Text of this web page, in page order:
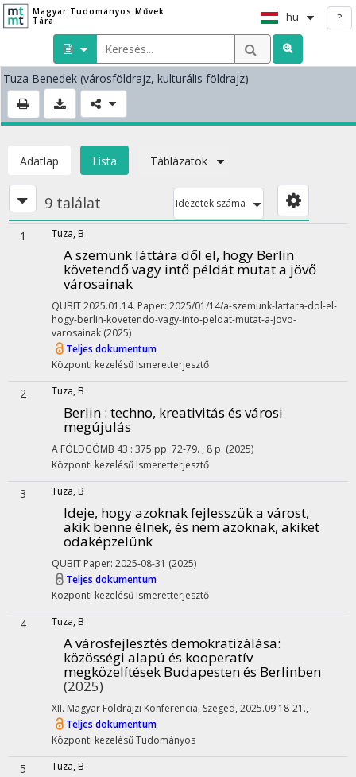
Magyar Tudományos Művek
Tára
hu ?
Tuza Benedek (városföldrajz, kulturális földrajz)
Adatlap Lista Táblázatok
9 találat Idézetek száma
1 Tuza, B
A szemünk láttára dől el, hogy Berlin
követendő vagy intő példát mutat a jövő
városainak
QUBIT2025.01.14. Paper: 2025/01/14/a-szemunk-lattara-dol-el-
hogy-berlin-kovetendo-vagy-into-peldat-mutat-a-jovo-
varosainak (2025)
Teljes dokumentum
Központi kezelésű Ismeretterjesztő
2 Tuza, B
Berlin : techno, kreativitás és városi
megújulás
A FÖLDGÖMB 43 : 375 pp. 72-79. , 8 p. (2025)
Központi kezelésű Ismeretterjesztő
3 Tuza, B
Ideje, hogy azoknak fejlesszük a várost,
akik benne élnek, és nem azoknak, akiket
odaképzelünk
QUBIT Paper: 2025-08-31 (2025)
Teljes dokumentum
Központi kezelésű Ismeretterjesztő
4 Tuza, B
A városfejlesztés demokratizálása:
közösségi alapú és kooperatív
megközelítések Budapesten és Berlinben
(2025)
XII. Magyar Földrajzi Konferencia, Szeged, 2025.09.18-21.,
Teljes dokumentum
Központi kezelésűTudományos
5 Tuza, B